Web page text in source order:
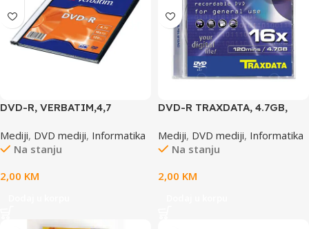
DVD-R, VERBATIM,4,7
CASE
Mediji, DVD mediji, Informatika
Na stanju
2,00 KM
DVD-R TRAXDATA, 4.7GB,
Mediji, DVD mediji, Informatika
Na stanju
2,00 KM